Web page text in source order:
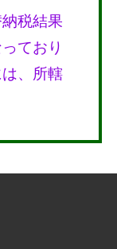
税結果
ており
、所轄